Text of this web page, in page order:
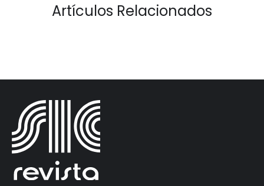
Artículos Relacionados